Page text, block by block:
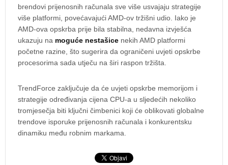
brendovi prijenosnih računala sve više usvajaju strategije
više platformi, povećavajući AMD-ov tržišni udio. Iako je
AMD-ova opskrba prije bila stabilna, nedavna izvješća
ukazuju na moguće nestašice nekih AMD platformi
početne razine, što sugerira da ograničeni uvjeti opskrbe
procesorima sada utječu na širi raspon tržišta.
TrendForce zaključuje da će uvjeti opskrbe memorijom i
strategije određivanja cijena CPU-a u sljedećih nekoliko
tromjesečja biti ključni čimbenici koji će oblikovati globalne
trendove isporuke prijenosnih računala i konkurentsku
dinamiku među robnim markama.